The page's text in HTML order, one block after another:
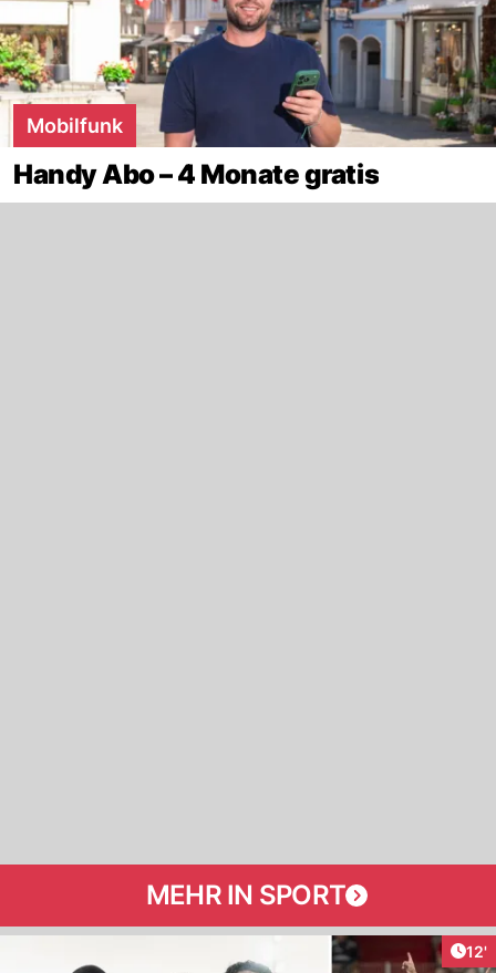
Mobilfunk
Handy Abo – 4 Monate gratis
MEHR IN SPORT
12'